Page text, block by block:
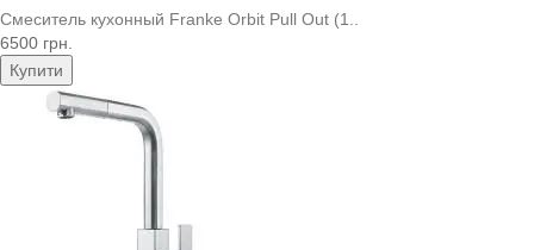
Смеситель кухонный Franke Orbit Pull Out (1..
6500 грн.
Купити